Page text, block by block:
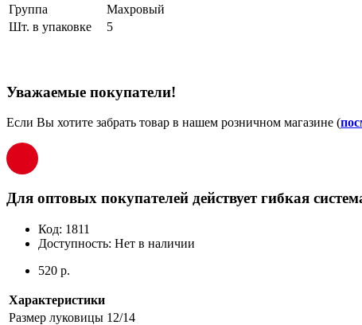
Группа
Махровый
Шт. в упаковке
5
Уважаемые покупатели!
Если Вы хотите забрать товар в нашем розничном магазине (
Для оптовых покупателей действует гибкая
Код: 1811
Доступность: Нет в наличии
520 р.
Характеристики
Размер луковицы 12/14